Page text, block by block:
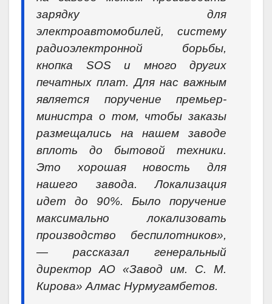
зарядку для
электроавтомобилей, систему
радиоэлектронной борьбы,
кнопка SOS и много других
печатных плат. Для нас важным
является поручение премьер-
министра о том, чтобы заказы
размещались на нашем заводе
вплоть до бытовой техники.
Это хорошая новость для
нашего завода. Локализация
идет до 90%. Было поручение
максимально локализовать
производство беспилотников»,
— рассказал генеральный
директор АО «Завод им. С. М.
Кирова» Алмас Нурмугамбетов.